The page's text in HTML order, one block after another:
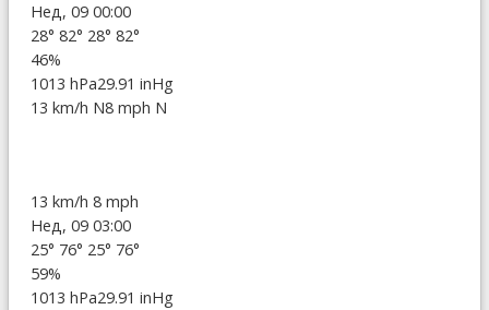
Нед, 09 00:00
28° 82° 28° 82°
46%
1013 hPa29.91 inHg
13 km/h N8 mph N
13 km/h 8 mph
Нед, 09 03:00
25° 76° 25° 76°
59%
1013 hPa29.91 inHg